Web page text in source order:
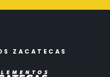
ZACATECAS